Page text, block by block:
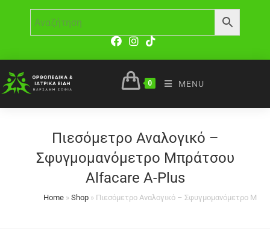
0 MENU
Πιεσόμετρο Αναλογικό –
Σφυγμομανόμετρο Μπράτσου
Alfacare A-Plus
Home »Shop » Πιεσόμετρο Αναλογικό – Σφυγμομανόμετρο